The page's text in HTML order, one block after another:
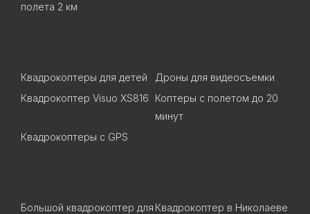
полета 2 км
Квадрокоптеры для детей
Дроны для видеосъемки
Квадрокоптер Visuo XS816
Коптеры с полетом до 20
минут
Квадрокоптеры c GPS
Большой квадрокоптер для Квадрокоптер в Николаеве